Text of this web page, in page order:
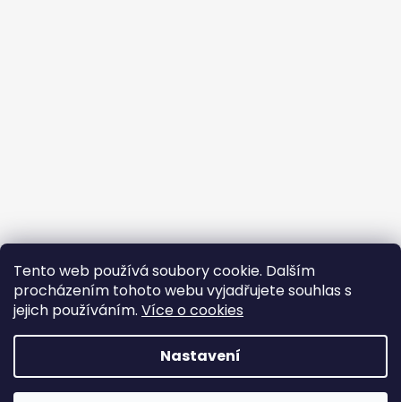
Tento web používá soubory cookie. Dalším
procházením tohoto webu vyjadřujete souhlas s
jejich používáním. Více o cookies
Nastavení
DOVOLENÁ 10. 8. – 14. 8. V tomto období je prodejna, e-shop i
Vytvořil Shoptet
BROJIR.EU - prodej,servis zahradní
techniky AL-KO,prodej náhradních dílů AL-
KO,sekačky,pily křovinořezy,čerpadla,vodárny..